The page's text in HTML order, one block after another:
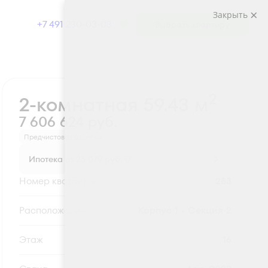
+7 491 230-03-03
2-комнатная 59.43 м
7 606 624 руб.
Предчистовая отделка
Ипотека
Номер квартиры
Секция
Этаж
Закрыть